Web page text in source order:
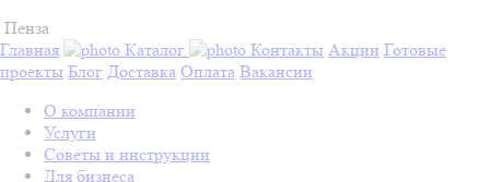
Пенза
Главная
Каталог Контакты Акции Готовые
проекты Блог Доставка Оплата Вакансии
О компании
Услуги
Советы и инструкции
Для бизнеса